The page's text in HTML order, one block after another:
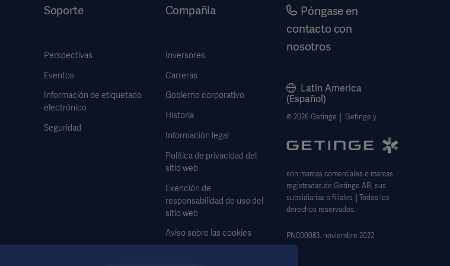
Soporte
Perspectivas
Eventos
Información de etiquetado
electrónico
Seguridad
Compañia
Inversores
Carreras
Gobierno corporativo
Historia
Información legal
Política de privacidad del
sitio web
Exención de
responsabilidad de uso del
sitio web
Aviso sobre las cookies
Póngase en
contacto con
nosotros
Latin America
(Español)
© 2026 Getinge │ Getinge y
son marcas comerciales o marcas
registradas de Getinge AB, sus
subsidiarias o filiales │Todos los
derechos reservados.
PN000083. noviembre 2022